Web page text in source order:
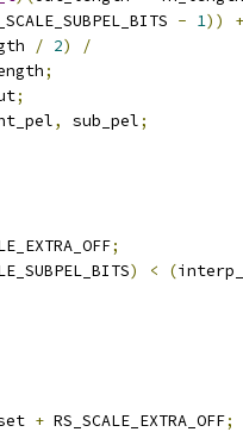
- 1))
+
/ 2)
/
;
;
, sub_pel;
;
) < (
+ RS_SCALE_EXTRA_OFF;